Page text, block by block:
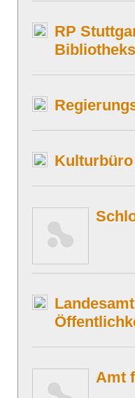
RP
Amt